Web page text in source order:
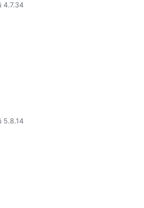
4.7.34
5.8.14